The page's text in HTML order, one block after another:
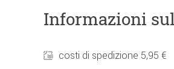
Informazioni
costi di spedizione 5,95 €